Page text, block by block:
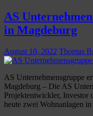
AS
in Magdeburg
August 10, 2022 Thomas
AS Unternehmensgruppe
Magdeburg – Die AS
Projektentwickler, Investor
heute zwei Wohnanlagen